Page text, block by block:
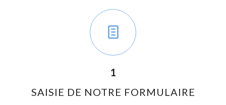
1
SAISIE DE NOTRE FORMULAIRE